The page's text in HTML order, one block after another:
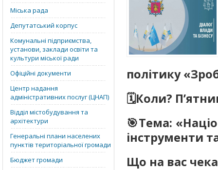
Міська рада
Депутатський корпус
Комунальні підприємства,
установи, заклади освіти та
культури міської ради
Офіційні документи
Центр надання
адміністративних послуг (ЦНАП)
Відділ містобудування та
архітектури
Генеральні плани населених
пунктів територіальної громади
Бюджет громади
політику
🗓️Коли?
🎯Тема:
інструменти
Що на вас